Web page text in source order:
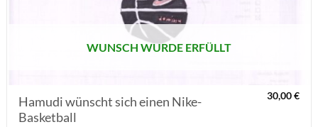
WUNSCH WURDE ERFÜLLT
Hamudi wünscht sich einen Nike-
Basketball
30,00€